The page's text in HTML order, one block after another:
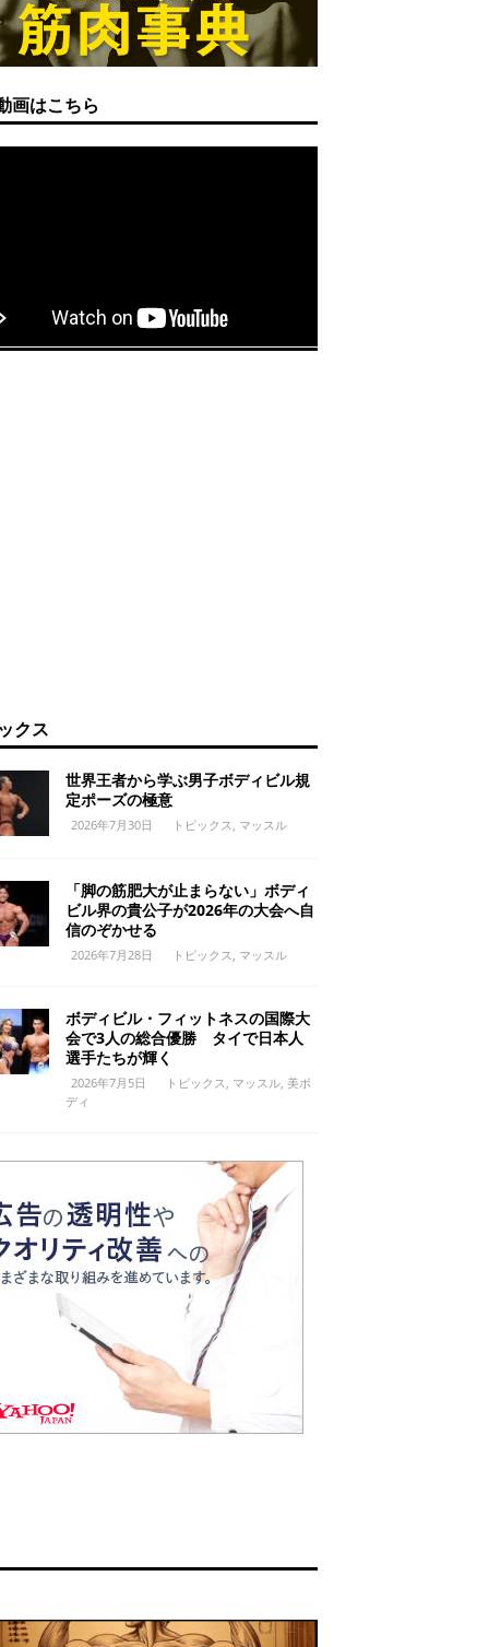
画はこちら
クス
世界王者から学ぶ男子ボディビル規
定ポーズの極意
2026年7月30日 トピックス マッスル
「脚の筋肥大が止まらない」ボディ
ビル界の貴公子が2026年の大会へ自
信のぞかせる
2026年7月28日 トピックス マッスル
ボディビル・フィットネスの国際大
会で3人の総合優勝 タイで日本人
選手たちが輝く
2026年7月5日 トピックス マッスル, 美ボ
ディ